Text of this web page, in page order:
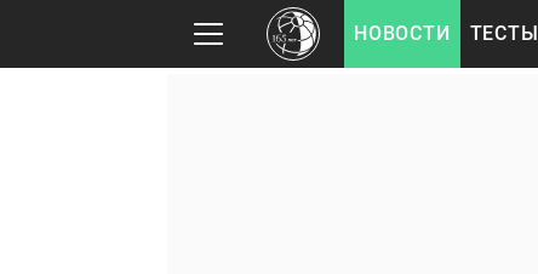
НОВОСТИ ТЕСТЫ